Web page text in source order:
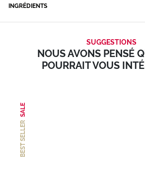
INGRÉDIENTS
SUGGESTIONS
NOUS AVONS PENSÉ
POURRAIT VOUS
BEST SELLER
SALE